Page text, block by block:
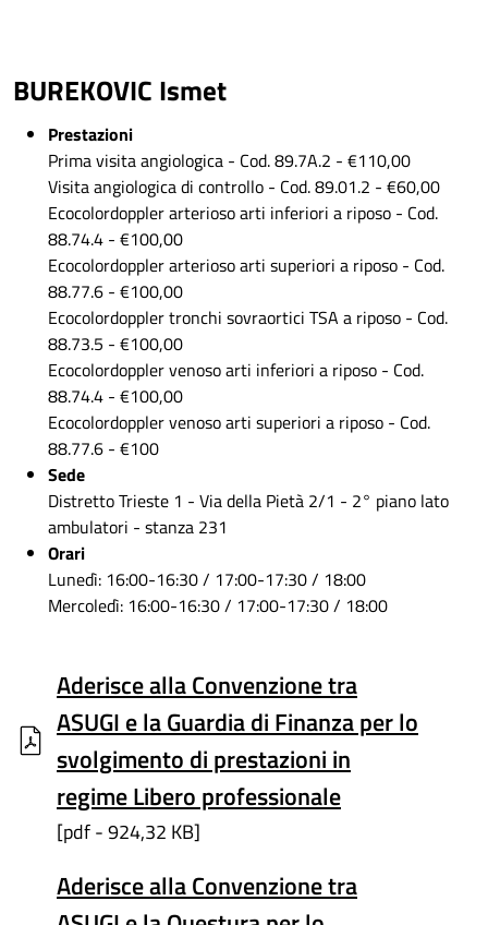
BUREKOVIC Ismet
Prestazioni
Prima visita angiologica - Cod. 89.7A.2 - €110,00
Visita angiologica di controllo - Cod. 89.01.2 - €60,00
Ecocolordoppler arterioso arti inferiori a riposo - Cod.
88.74.4 - €100,00
Ecocolordoppler arterioso arti superiori a riposo - Cod.
88.77.6 - €100,00
Ecocolordoppler tronchi sovraortici TSA a riposo - Cod.
88.73.5 - €100,00
Ecocolordoppler venoso arti inferiori a riposo - Cod.
88.74.4 - €100,00
Ecocolordoppler venoso arti superiori a riposo - Cod.
88.77.6 - €100
Sede
Distretto Trieste 1 - Via della Pietà 2/1 - 2° piano lato
ambulatori - stanza 231
Orari
Lunedì: 16:00-16:30 / 17:00-17:30 / 18:00
Mercoledì: 16:00-16:30 / 17:00-17:30 / 18:00
Aderisce alla Convenzione tra
ASUGI e la Guardia di Finanza per lo
svolgimento di prestazioni in
regime Libero professionale
[pdf - 924,32 KB]
Aderisce alla Convenzione tra